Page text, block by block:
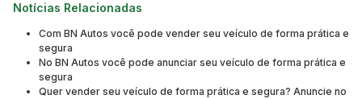
Notícias Relacionadas
Com BN Autos você pode vender seu veículo de forma prática e
segura
No BN Autos você pode anunciar seu veículo de forma prática e
segura
Quer vender seu veículo de forma prática e segura? Anuncie no